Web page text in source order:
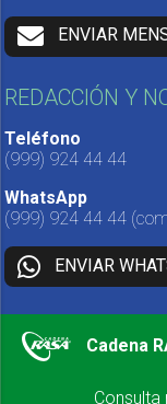
ENVIAR
REDACCIÓN Y
Teléfono
(999) 924 44 44
WhatsApp
(999) 924 44 44
ENVIAR
Cadena
Consulta